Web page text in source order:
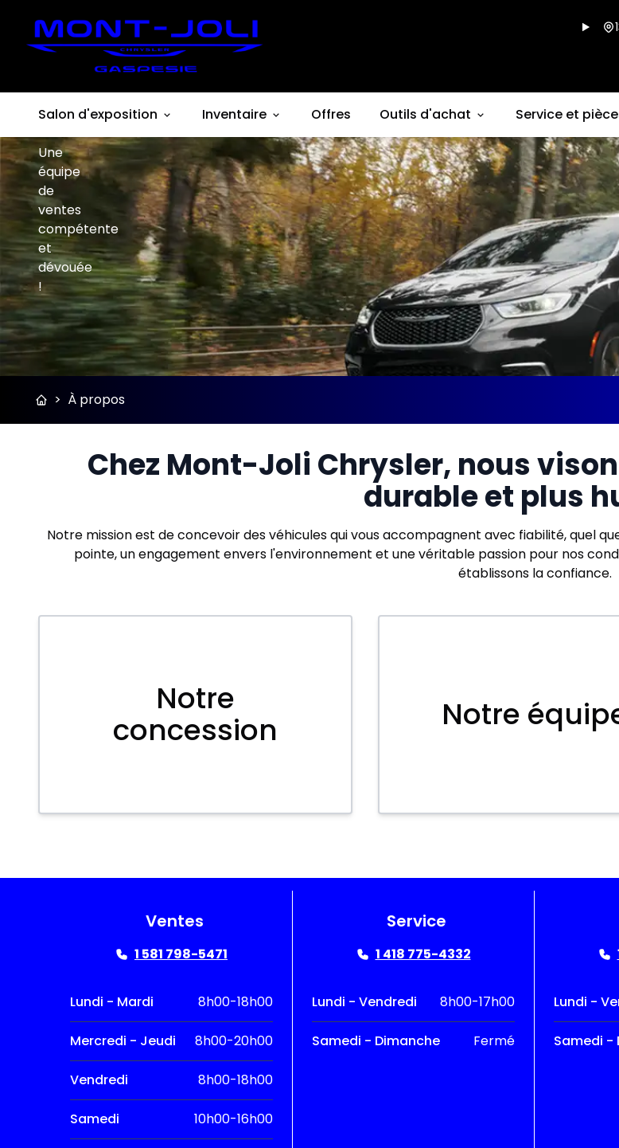
Salon d'exposition Inventaire Offres Outils d'achat Service et
propos
nous
Une
équipe
de
ventes
compétente
et
dévouée
!
> À propos
Chez Mont-Joli Chrysler, nous
durable et plus
Notre mission est de concevoir des véhicules qui vous accompagnent avec fiabilité, quel
pointe, un engagement envers l'environnement et une véritable passion pour nos
établissons la confiance.
Notre
concession Notre
Ventes
1 581 798-5471
Lundi - Mardi 8h00-18h00
Mercredi - Jeudi 8h00-20h00
Vendredi 8h00-18h00
Samedi 10h00-16h00
Service
1 418 775-4332
Lundi - Vendredi 8h00-17h00
Samedi - Dimanche Fermé
Lundi -
Samedi -